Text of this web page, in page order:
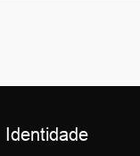
Identidade